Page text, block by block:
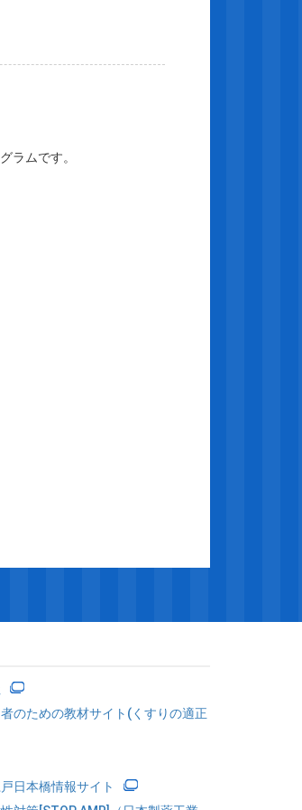
ラムです。
のための教材サイト(くすりの適正
日本橋情報サイト